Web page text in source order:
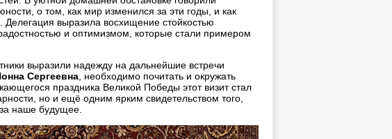
о том, как мир изменился за эти годы, и как
выразила восхищение стойкостью
и оптимизмом, которые стали примером
выразили надежду на дальнейшие встречи
Сергеевна, необходимо почитать и окружать
праздника Великой Победы этот визит стал
но и ещё одним ярким свидетельством того,
за наше будущее.